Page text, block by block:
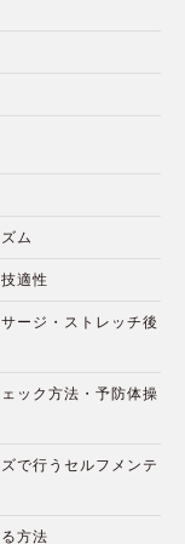
ム
適性
ージ・ストレッチ後
ック方法・予防体操
で行うセルフメンテ
方法